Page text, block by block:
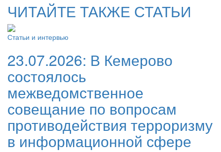
ЧИТАЙТЕ ТАКЖЕ СТАТЬИ
Статьи и интервью
23.07.2026: В Кемерово
состоялось
межведомственное
совещание по вопросам
противодействия терроризму
в информационной сфере